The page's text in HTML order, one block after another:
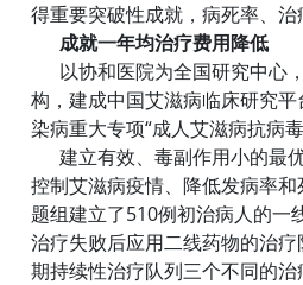
得重要突破性成就，病死率、治
成就一年均治疗费用降低
以协和医院为全国研究中心
构，建成中国艾滋病临床研究
染病重大专项“成人艾滋病抗病
建立有效、毒副作用小的最
控制艾滋病疫情、降低发病率
题组建立了510例初治病人的一
治疗失败后应用二线药物的治
期持续性治疗队列三个不同的